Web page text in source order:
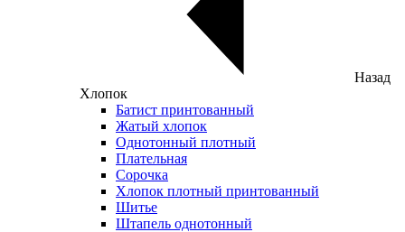
Назад
Хлопок
Батист принтованный
Жатый хлопок
Однотонный плотный
Плательная
Сорочка
Хлопок плотный принтованный
Шитье
Штапель однотонный